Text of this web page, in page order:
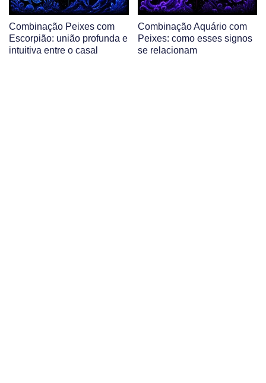
Combinação Peixes com
Escorpião: união profunda e
intuitiva entre o casal
Combinação Aquário com
Peixes: como esses signos
se relacionam